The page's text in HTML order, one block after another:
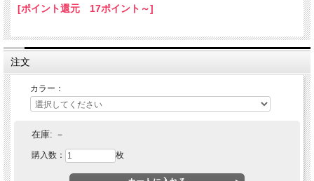
[ポイント還元 17ポイント～]
注文
カラー：
在庫: －
購入数： 枚